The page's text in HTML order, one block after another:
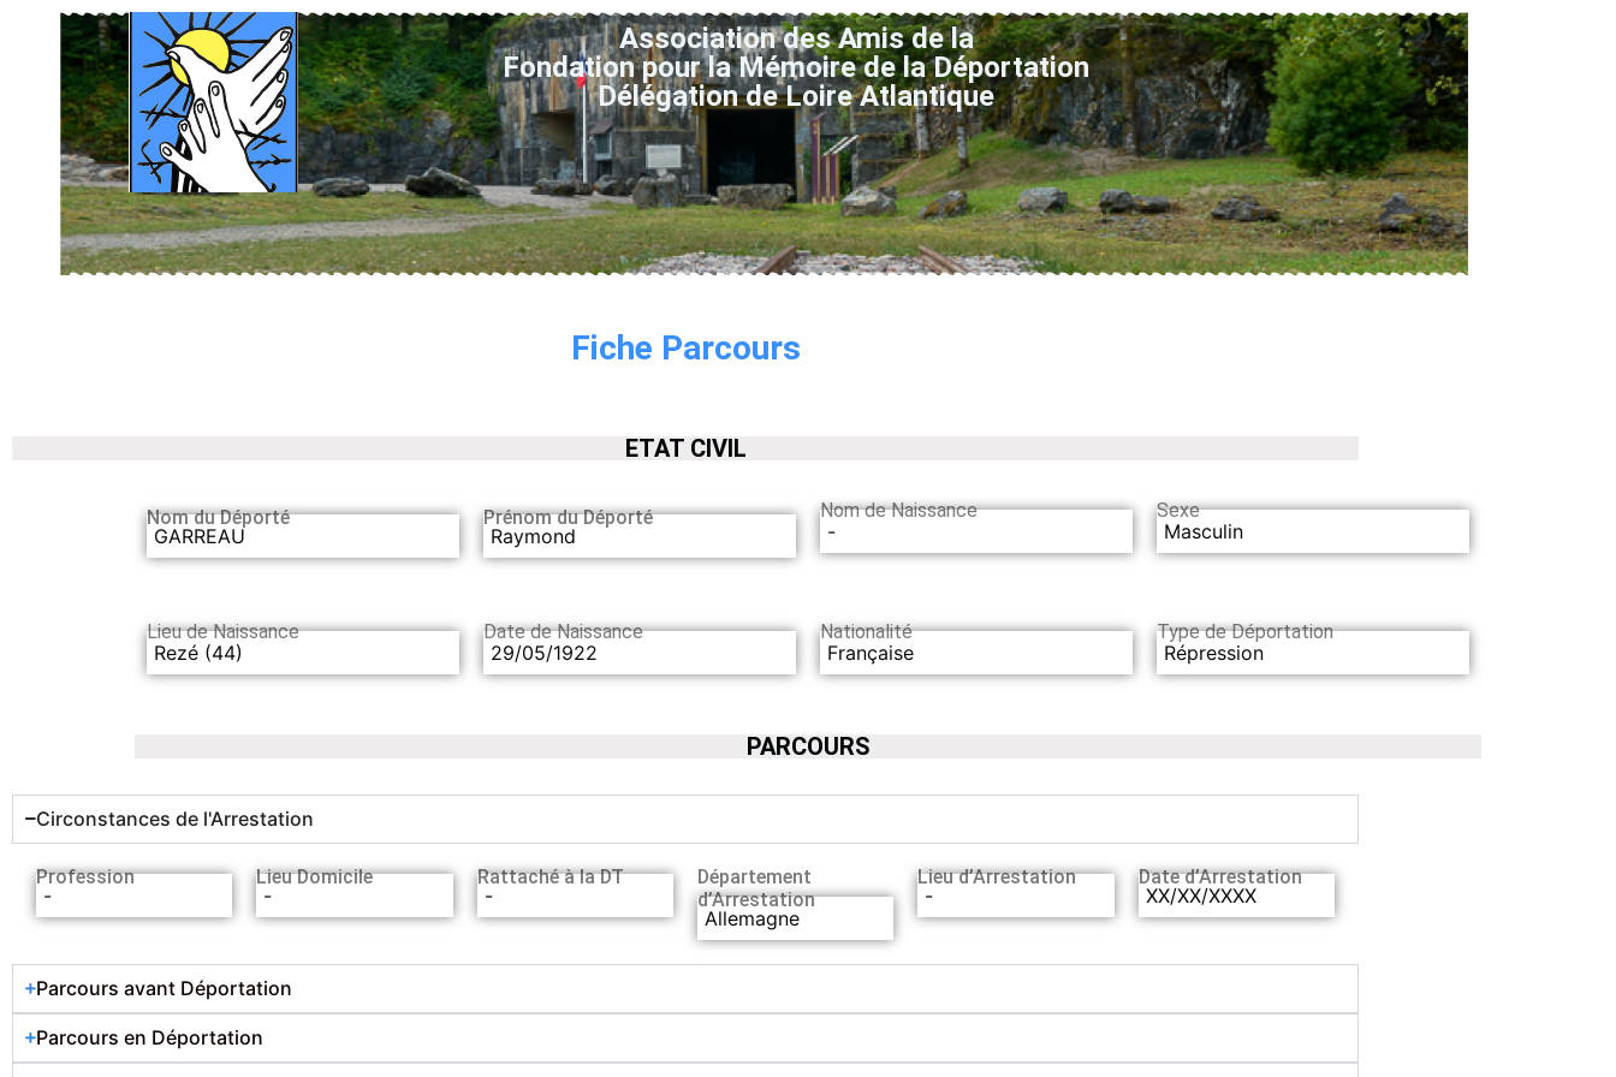
Association des Amis de la
Fondation pour la Mémoire de la Déportation
Délégation de Loire Atlantique
Fiche Parcours
ETAT CIVIL
Nom du Déporté
GARREAU
Prénom du Déporté
Raymond
Nom de Naissance
-
Sexe
Masculin
Lieu de Naissance
Rezé (44)
Date de Naissance
29/05/1922
Nationalité
Française
Type de Déportation
Répression
PARCOURS
Circonstances de l'Arrestation
Profession
-
Lieu Domicile
-
Rattaché à la DT
-
Département
d’Arrestation
Allemagne
Lieu d’Arrestation
-
Date d’Arrestation
XX/XX/XXXX
Parcours avant Déportation
Parcours en Déportation